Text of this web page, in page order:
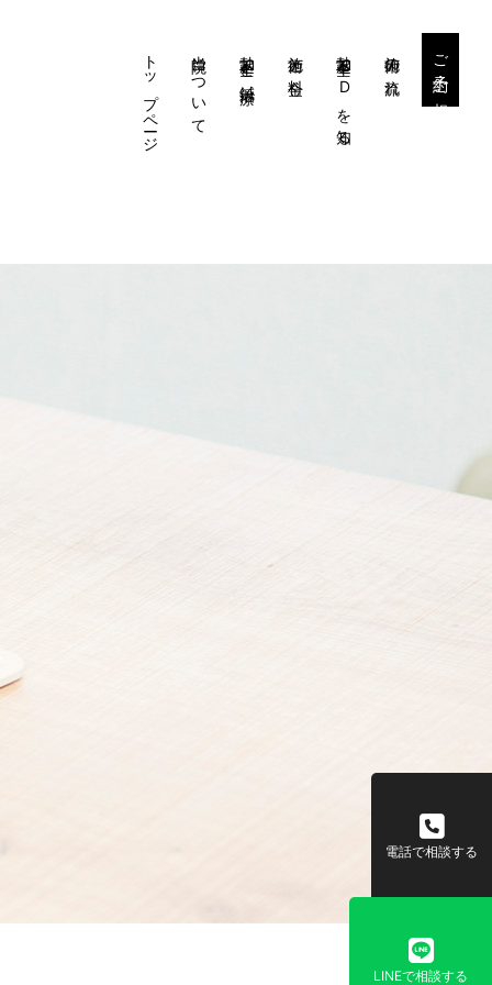
トップページ 当院について 勃起不全と鍼治療 施術と料金 勃起不全・EDを知る 施術の流れ ご予約・ご相談
電話で相談する
LINEで相談する